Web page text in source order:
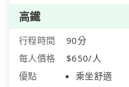
高鐵
行程時間
90分
每人價格
$650/人
優點
乘坐舒適